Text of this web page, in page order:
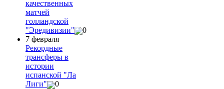
качественных
матчей
голландской
"Эредивизии"
0
7 февраля
Рекордные
трансферы в
истории
испанской "Ла
Лиги"
0